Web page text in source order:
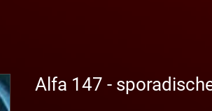
Alfa 147 -